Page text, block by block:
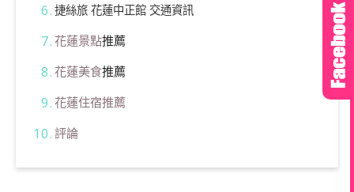
捷絲旅 花蓮中正館 交通資訊
花蓮景點推薦
花蓮美食推薦
花蓮住宿推薦
評論